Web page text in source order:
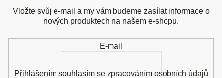
Vložte svůj e-mail a my vám budeme zasílat informace o
nových produktech na našem e-shopu.
E-mail
Přihlášením souhlasím se zpracováním osobních údajů